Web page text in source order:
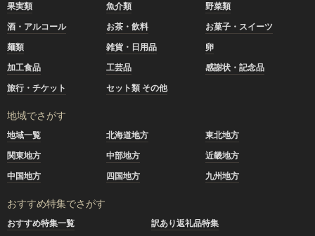
果実類
魚介類
野菜類
酒・アルコール
お茶・飲料
お菓子・スイーツ
麺類
雑貨・日用品
卵
加工食品
工芸品
感謝状・記念品
旅行・チケット
セット類 その他
地域でさがす
地域一覧 北海道地方
東北地方
関東地方
中部地方
近畿地方
中国地方
四国地方 九州地方
おすすめ特集でさがす
おすすめ特集一覧
訳あり返礼品特集